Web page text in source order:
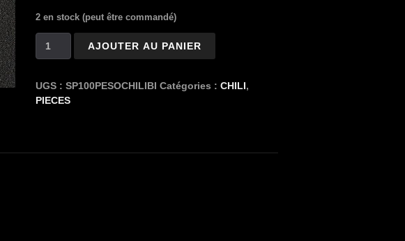
2 en stock (peut être commandé)
Pesos
[LAITON]
AJOUTER AU PANIER
UGS : SP100PESOCHILIBI Catégories : CHILI,
PIECES